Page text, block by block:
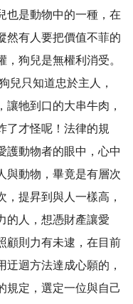
也是動物中的一種，在
然有人要把價值不菲的
狗兒是無權利消受。
只知道忠於主人，
牠到口的大串牛肉，
了才怪呢！法律的規
護動物者的眼中，心中
與動物，畢竟是有層次
提昇到與人一樣高，
的人，想憑財產讓愛
顧則力有未逮，在目前
迴方法達成心願的，
規定，選定一位與自己